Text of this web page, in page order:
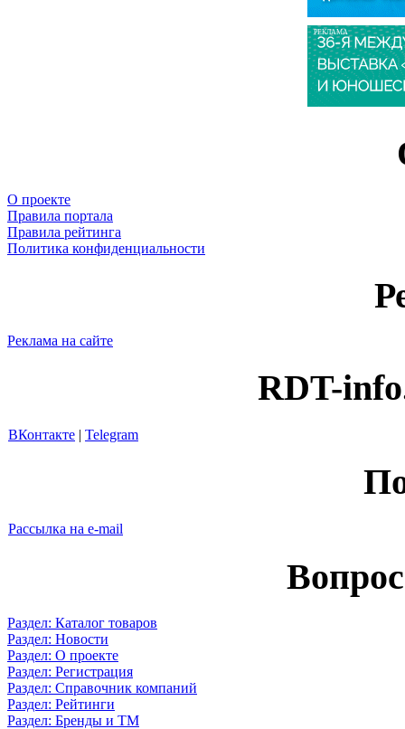
РЕКЛАМА
О проекте
Правила портала
Правила рейтинга
Политика конфиденциальности
Реклама на сайте
RDT-
ВКонтакте | Telegram
Рассылка на e-mail
Раздел: Каталог товаров
Раздел: Новости
Раздел: О проекте
Раздел: Регистрация
Раздел: Справочник компаний
Раздел: Рейтинги
Раздел: Бренды и ТМ